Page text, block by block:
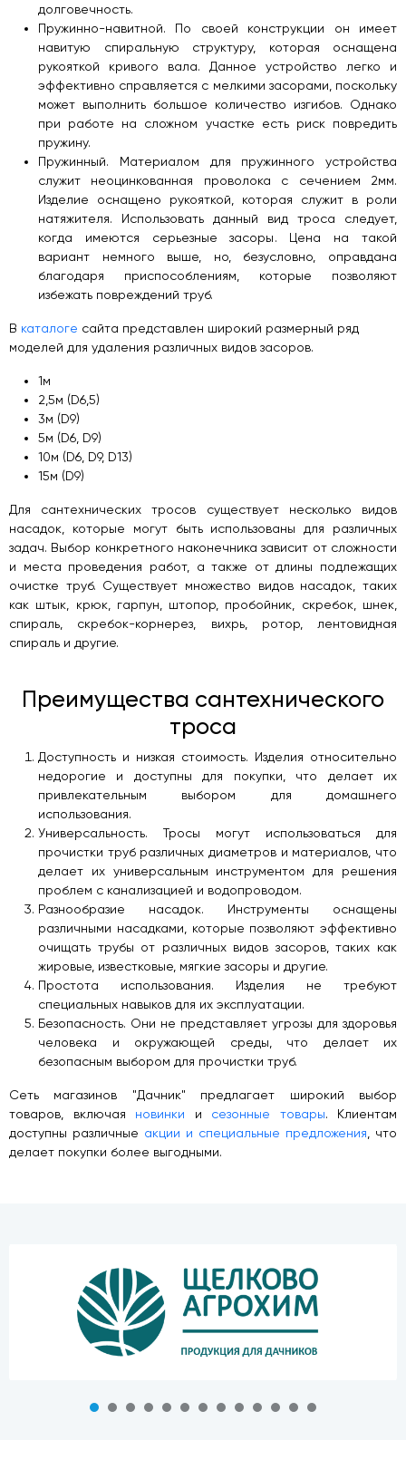
долговечность.
Пружинно-навитной. По своей конструкции он имеет
навитую спиральную структуру, которая оснащена
рукояткой кривого вала. Данное устройство легко и
эффективно справляется с мелкими засорами, поскольку
может выполнить большое количество изгибов. Однако
при работе на сложном участке есть риск повредить
пружину.
Пружинный. Материалом для пружинного устройства
служит неоцинкованная проволока с сечением 2мм.
Изделие оснащено рукояткой, которая служит в роли
натяжителя. Использовать данный вид троса следует,
когда имеются серьезные засоры. Цена на такой
вариант немного выше, но, безусловно, оправдана
благодаря приспособлениям, которые позволяют
избежать повреждений труб.
В каталоге сайта представлен широкий размерный ряд
моделей для удаления различных видов засоров.
1м
2,5м (D6,5)
3м (D9)
5м (D6, D9)
10м (D6, D9, D13)
15м (D9)
Для сантехнических тросов существует несколько видов
насадок, которые могут быть использованы для различных
задач. Выбор конкретного наконечника зависит от сложности
и места проведения работ, а также от длины подлежащих
очистке труб. Существует множество видов насадок, таких
как штык, крюк, гарпун, штопор, пробойник, скребок, шнек,
спираль, скребок-корнерез, вихрь, ротор, лентовидная
спираль и другие.
Преимущества сантехнического
троса
Доступность и низкая стоимость. Изделия относительно
недорогие и доступны для покупки, что делает их
привлекательным выбором для домашнего
использования.
Универсальность. Тросы могут использоваться для
прочистки труб различных диаметров и материалов, что
делает их универсальным инструментом для решения
проблем с канализацией и водопроводом.
Разнообразие насадок. Инструменты оснащены
различными насадками, которые позволяют эффективно
очищать трубы от различных видов засоров, таких как
жировые, известковые, мягкие засоры и другие.
Простота использования. Изделия не требуют
специальных навыков для их эксплуатации.
Безопасность. Они не представляет угрозы для здоровья
человека и окружающей среды, что делает их
безопасным выбором для прочистки труб.
Сеть магазинов "Дачник" предлагает широкий выбор
товаров, включая новинки и сезонные товары. Клиентам
доступны различные акции и специальные предложения , что
делает покупки более выгодными.